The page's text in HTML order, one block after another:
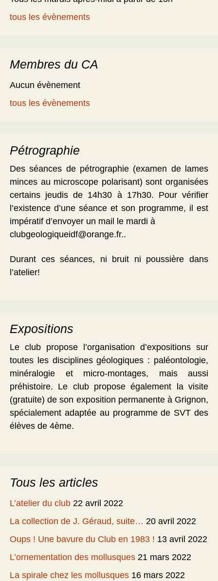
tous les évènements
Membres du CA
Aucun évènement
tous les évènements
Pétrographie
Des séances de pétrographie (examen de lames
minces au microscope polarisant) sont organisées
certains jeudis de 14h30 à 17h30. Pour vérifier
l’existence d’une séance et son programme, il est
impératif d’envoyer un mail le mardi à
clubgeologiqueidf@orange.fr..
Durant ces séances, ni bruit ni poussière dans
l’atelier!
Expositions
Le club propose l’organisation d’expositions sur
toutes les disciplines géologiques : paléontologie,
minéralogie et micro-montages, mais aussi
préhistoire. Le club propose également la visite
(gratuite) de son exposition permanente à Grignon,
spécialement adaptée au programme de SVT des
élèves de 4ème.
Tous les articles
L’atelier du club 22 avril 2022
La collection de J. Géraud, suite… 20 avril 2022
Oups ! Une bavure du Club en 1983 ! 13 avril 2022
L’ornementation des mollusques 21 mars 2022
La spirale chez les mollusques 16 mars 2022